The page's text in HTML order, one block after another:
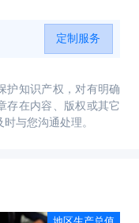
定制服务
护知识产权，对有明确
存在内容、版权或其它
与您沟通处理。